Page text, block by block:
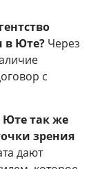
в Юте? Через
с
Юте так же
зрения
дают